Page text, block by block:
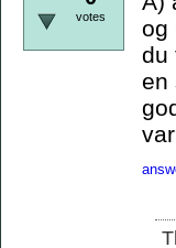
votes
og
du
en